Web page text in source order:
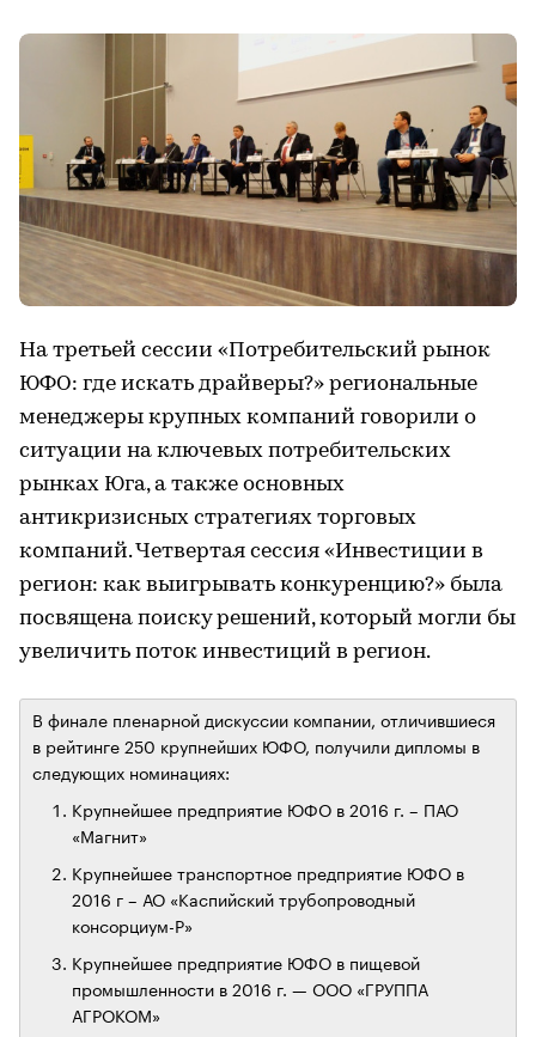
На третьей сессии «Потребительский рынок
ЮФО: где искать драйверы?» региональные
менеджеры крупных компаний говорили о
ситуации на ключевых потребительских
рынках Юга, а также основных
антикризисных стратегиях торговых
компаний. Четвертая сессия «Инвестиции в
регион: как выигрывать конкуренцию?» была
посвящена поиску решений, который могли бы
увеличить поток инвестиций в регион.
В финале пленарной дискуссии компании, отличившиеся
в рейтинге 250 крупнейших ЮФО, получили дипломы в
следующих номинациях:
Крупнейшее предприятие ЮФО в 2016 г. – ПАО
«Магнит»
Крупнейшее транспортное предприятие ЮФО в
2016 г – АО «Каспийский трубопроводный
консорциум-Р»
Крупнейшее предприятие ЮФО в пищевой
промышленности в 2016 г. — ООО «ГРУППА
АГРОКОМ»